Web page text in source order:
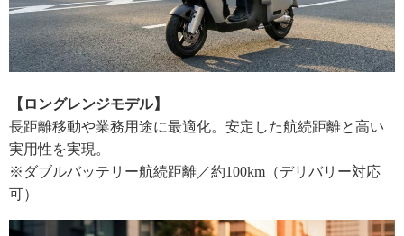
【ロングレンジモデル】
長距離移動や業務用途に最適化。安定した航続距離と高い
実用性を実現。
※ダブルバッテリー航続距離／約100km（デリバリー対応
可）